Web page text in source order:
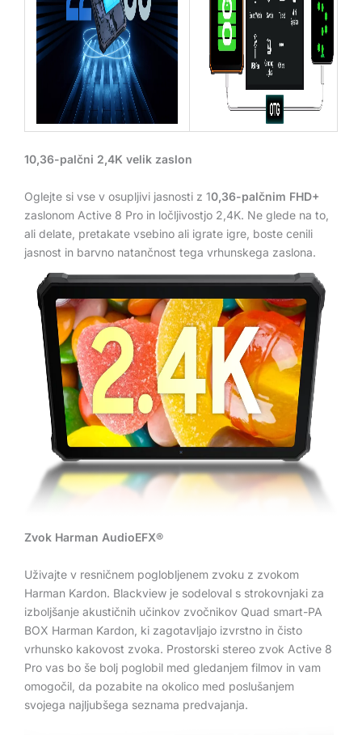
10,36-palčni 2,4K velik zaslon
Oglejte si vse v osupljivi jasnosti z 10,36-palčnim FHD+
zaslonom Active 8 Pro in ločljivostjo 2,4K. Ne glede na to,
ali delate, pretakate vsebino ali igrate igre, boste cenili
jasnost in barvno natančnost tega vrhunskega zaslona.
Zvok Harman AudioEFX®
Uživajte v resničnem poglobljenem zvoku z zvokom
Harman Kardon. Blackview je sodeloval s strokovnjaki za
izboljšanje akustičnih učinkov zvočnikov Quad smart-PA
BOX Harman Kardon, ki zagotavljajo izvrstno in čisto
vrhunsko kakovost zvoka. Prostorski stereo zvok Active 8
Pro vas bo še bolj poglobil med gledanjem filmov in vam
omogočil, da pozabite na okolico med poslušanjem
svojega najljubšega seznama predvajanja.